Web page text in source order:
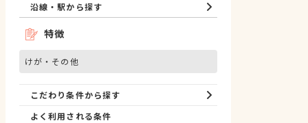
沿線・駅から探す
特徴
けが・その他
こだわり条件から探す
よく利用される条件